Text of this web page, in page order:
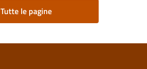
Tutte le pagine